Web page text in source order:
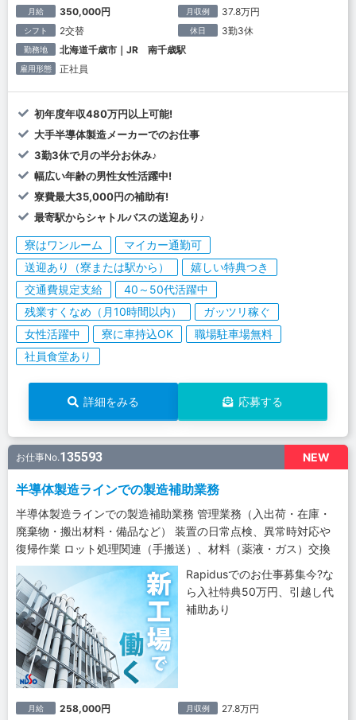
月給 350,000円 月収例 37.8万円
シフト 2交替 休日 3勤3休
勤務地 北海道千歳市｜JR 南千歳駅
雇用形態 正社員
初年度年収480万円以上可能!
大手半導体製造メーカーでのお仕事
3勤3休で月の半分お休み♪
幅広い年齢の男性女性活躍中!
寮費最大35,000円の補助有!
最寄駅からシャトルバスの送迎あり♪
寮はワンルーム
マイカー通勤可
送迎あり（寮または駅から）
嬉しい特典つき
交通費規定支給
40～50代活躍中
残業すくなめ（月10時間以内）
ガッツリ稼ぐ
女性活躍中
寮に車持込OK
職場駐車場無料
社員食堂あり
詳細をみる 応募する
NEW
お仕事No.135593
半導体製造ラインでの製造補助業務
半導体製造ラインでの製造補助業務 管理業務（入出荷・在庫・
廃棄物・搬出材料・備品など） 装置の日常点検、異常時対応や
復帰作業 ロット処理関連（手搬送）、材料（薬液・ガス）交換
Rapidusでのお仕事募集今?な
ら入社特典50万円、引越し代
補助あり
月給 258,000円 月収例 27.8万円